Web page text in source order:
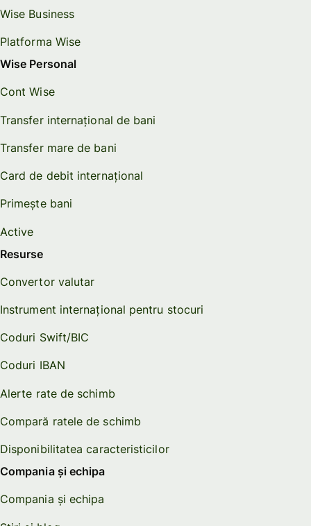
Wise Business
Platforma Wise
Wise Personal
Cont Wise
Transfer internațional de bani
Transfer mare de bani
Card de debit internațional
Primește bani
Active
Resurse
Convertor valutar
Instrument internațional pentru stocuri
Coduri Swift/BIC
Coduri IBAN
Alerte rate de schimb
Compară ratele de schimb
Disponibilitatea caracteristicilor
Compania și echipa
Compania și echipa